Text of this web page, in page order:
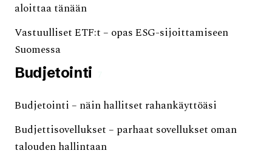
aloittaa tänään
Vastuulliset ETF:t – opas ESG-sijoittamiseen
Suomessa
Budjetointi
Budjetointi – näin hallitset rahankäyttöäsi
Budjettisovellukset – parhaat sovellukset oman
talouden hallintaan